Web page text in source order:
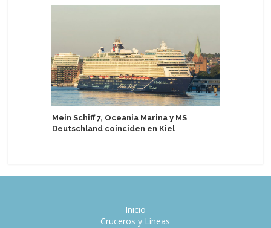
Mein Schiff 7, Oceania Marina y MS
Deutschland coinciden en Kiel
Inicio
Cruceros y Líneas